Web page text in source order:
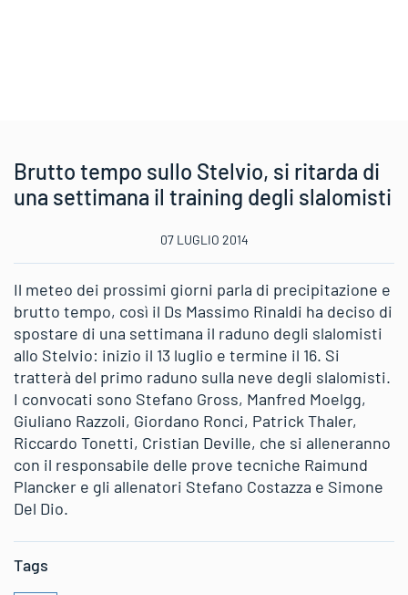
Brutto tempo sullo Stelvio, si ritarda di
una settimana il training degli slalomisti
07 LUGLIO 2014
Il meteo dei prossimi giorni parla di precipitazione e
brutto tempo, così il Ds Massimo Rinaldi ha deciso di
spostare di una settimana il raduno degli slalomisti
allo Stelvio: inizio il 13 luglio e termine il 16. Si
tratterà del primo raduno sulla neve degli slalomisti.
I convocati sono Stefano Gross, Manfred Moelgg,
Giuliano Razzoli, Giordano Ronci, Patrick Thaler,
Riccardo Tonetti, Cristian Deville, che si alleneranno
con il responsabile delle prove tecniche Raimund
Plancker e gli allenatori Stefano Costazza e Simone
Del Dio.
Tags